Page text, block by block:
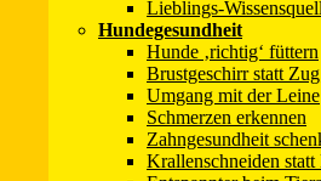
Lieblings-
Hundegesundheit
Hunde ‚richtig‘ füttern
Brustgeschirr statt
Umgang mit der Leine
Schmerzen erkennen
Zahngesundheit
Krallenschneiden